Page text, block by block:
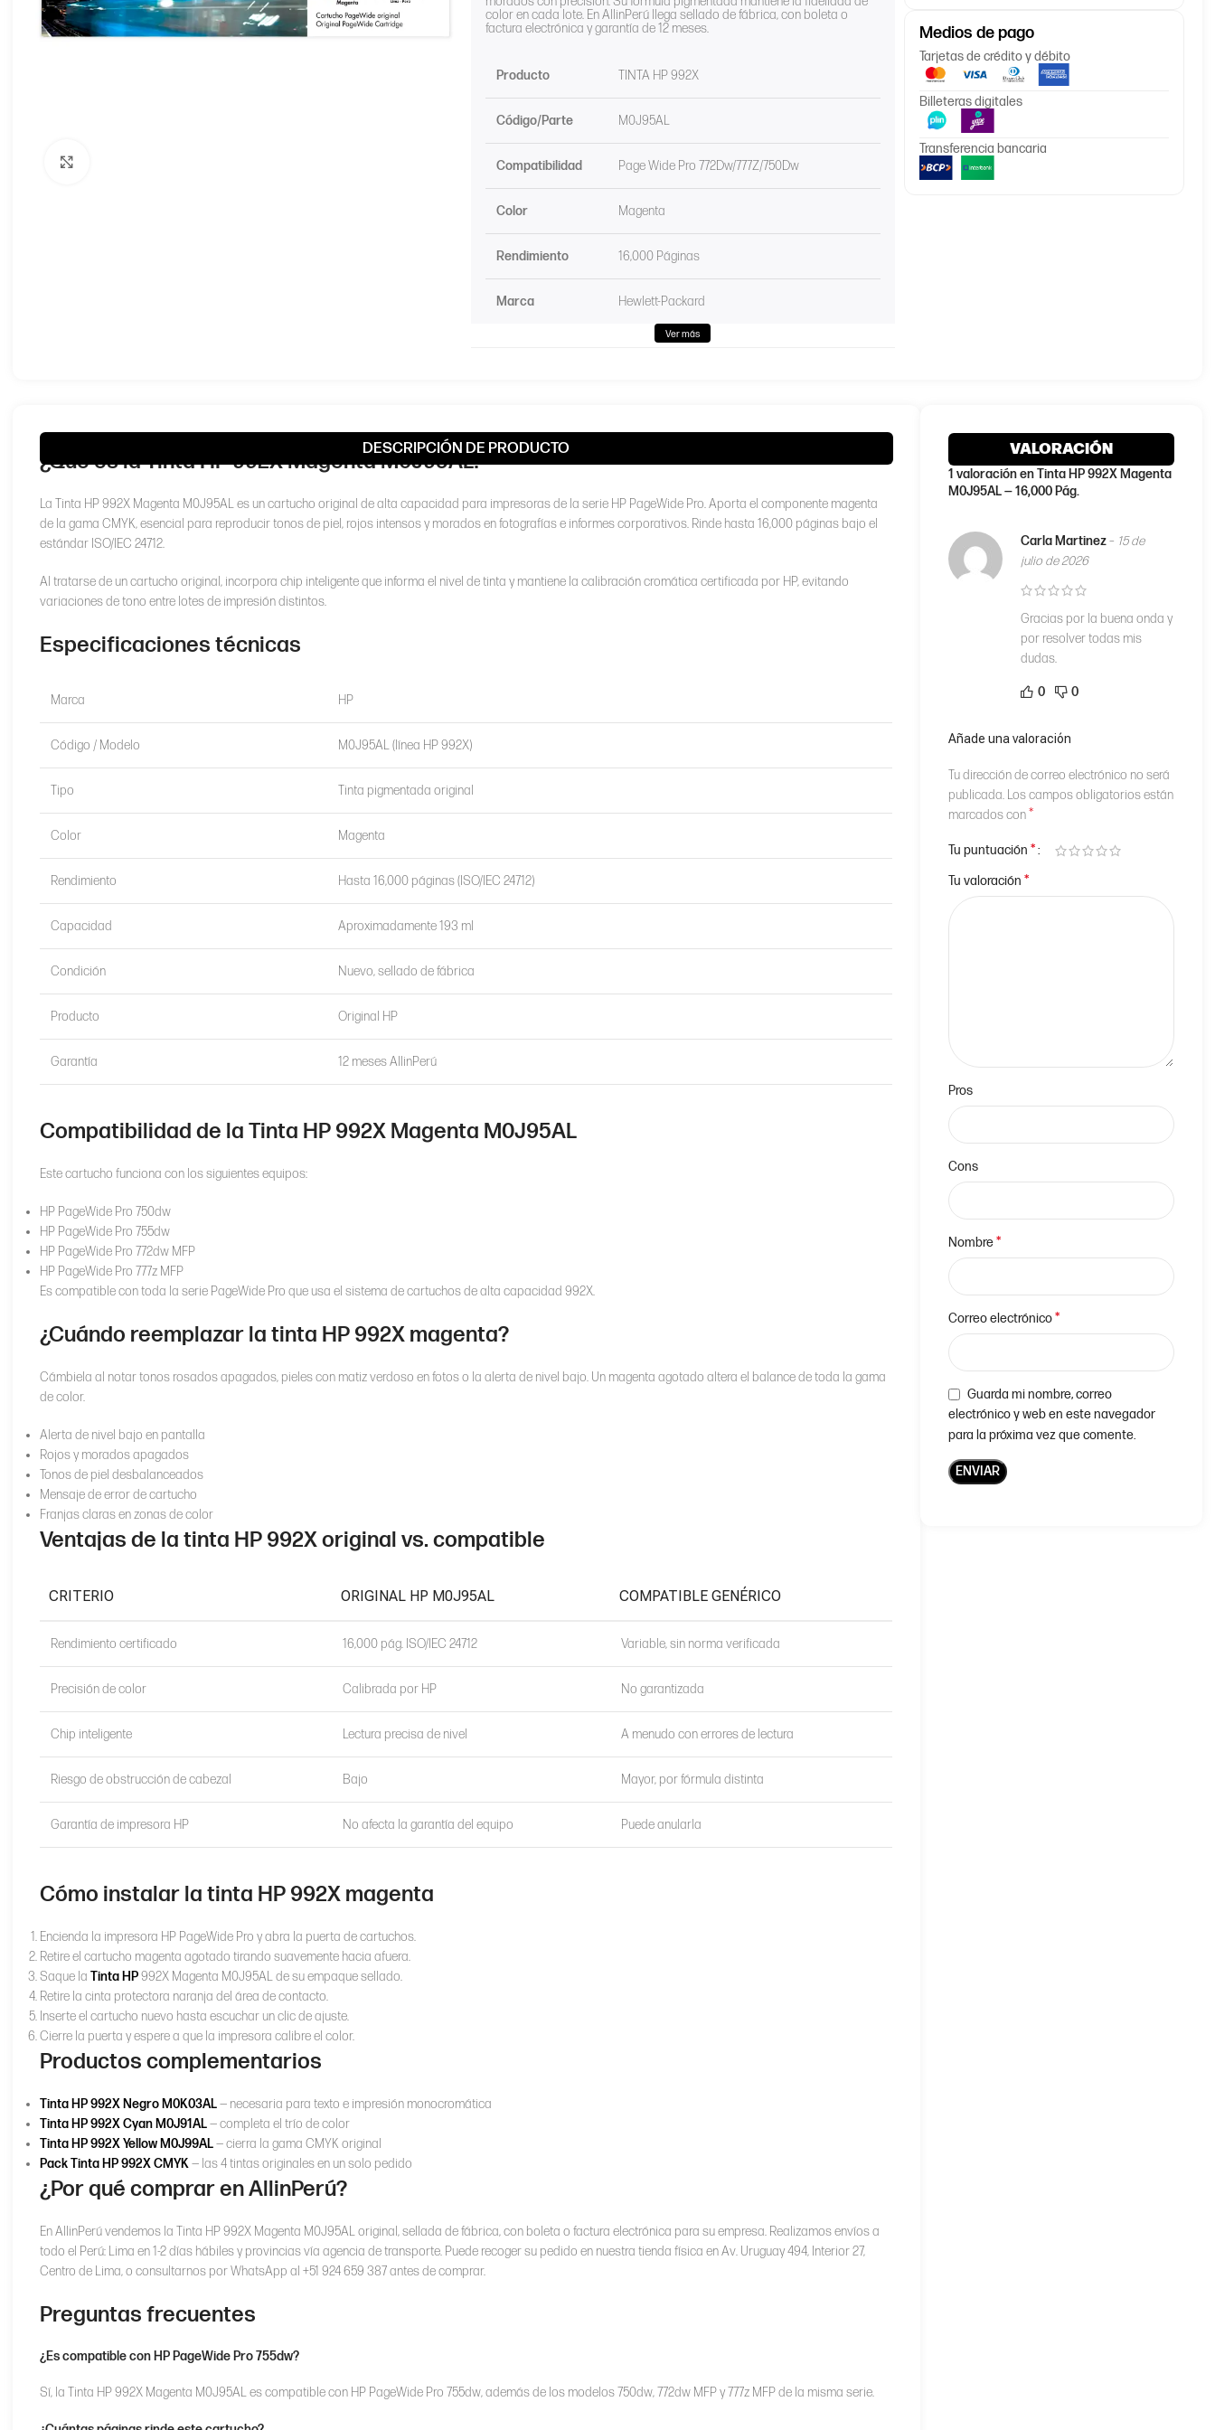
color en cada lote. En AllinPerú llega sellado de fábrica, con boleta o
factura electrónica y garantía de 12 meses.
Producto TINTA HP 992X
Código/Parte M0J95AL
Compatibilidad Page Wide Pro 772Dw/777Z/750Dw
Color Magenta
Rendimiento 16,000 Páginas
Marca Hewlett-Packard
Original
Ver más
Medios de pago
Tarjetas de crédito y débito
Billeteras digitales
Transferencia bancaria
DESCRIPCIÓN DE PRODUCTO
¿Qué es la Tinta HP 992X Magenta M0J95AL?
La Tinta HP 992X Magenta M0J95AL es un cartucho original de alta capacidad para impresoras de la serie HP PageWide Pro. Aporta el componente magenta
de la gama CMYK, esencial para reproducir tonos de piel, rojos intensos y morados en fotografías e informes corporativos. Rinde hasta 16,000 páginas bajo el
estándar ISO/IEC 24712.
Al tratarse de un cartucho original, incorpora chip inteligente que informa el nivel de tinta y mantiene la calibración cromática certificada por HP, evitando
variaciones de tono entre lotes de impresión distintos.
Especificaciones técnicas
Marca HP
Código / Modelo M0J95AL (línea HP 992X)
Tipo Tinta pigmentada original
Color Magenta
Rendimiento Hasta 16,000 páginas (ISO/IEC 24712)
Capacidad Aproximadamente 193 ml
Condición Nuevo, sellado de fábrica
Producto Original HP
Garantía 12 meses AllinPerú
Compatibilidad de la Tinta HP 992X Magenta M0J95AL
Este cartucho funciona con los siguientes equipos:
HP PageWide Pro 750dw
HP PageWide Pro 755dw
HP PageWide Pro 772dw MFP
HP PageWide Pro 777z MFP
Es compatible con toda la serie PageWide Pro que usa el sistema de cartuchos de alta capacidad 992X.
¿Cuándo reemplazar la tinta HP 992X magenta?
Cámbiela al notar tonos rosados apagados, pieles con matiz verdoso en fotos o la alerta de nivel bajo. Un magenta agotado altera el balance de toda la gama
de color.
Alerta de nivel bajo en pantalla
Rojos y morados apagados
Tonos de piel desbalanceados
Mensaje de error de cartucho
Franjas claras en zonas de color
Ventajas de la tinta HP 992X original vs. compatible
CRITERIO ORIGINAL HP M0J95AL COMPATIBLE GENÉRICO
Rendimiento certificado 16,000 pág. ISO/IEC 24712 Variable, sin norma verificada
Precisión de color Calibrada por HP No garantizada
Chip inteligente Lectura precisa de nivel A menudo con errores de lectura
Riesgo de obstrucción de cabezal Bajo Mayor, por fórmula distinta
Garantía de impresora HP No afecta la garantía del equipo Puede anularla
Cómo instalar la tinta HP 992X magenta
Encienda la impresora HP PageWide Pro y abra la puerta de cartuchos.
Retire el cartucho magenta agotado tirando suavemente hacia afuera.
Saque la Tinta HP992X Magenta M0J95AL de su empaque sellado.
Retire la cinta protectora naranja del área de contacto.
Inserte el cartucho nuevo hasta escuchar un clic de ajuste.
Cierre la puerta y espere a que la impresora calibre el color.
Productos complementarios
Tinta HP 992X Negro M0K03AL— necesaria para texto e impresión monocromática
Tinta HP 992X Cyan M0J91AL— completa el trío de color
Tinta HP 992X Yellow M0J99AL— cierra la gama CMYK original
Pack Tinta HP 992X CMYK— las 4 tintas originales en un solo pedido
¿Por qué comprar en AllinPerú?
En AllinPerú vendemos la Tinta HP 992X Magenta M0J95AL original, sellada de fábrica, con boleta o factura electrónica para su empresa. Realizamos envíos a
todo el Perú: Lima en 1-2 días hábiles y provincias vía agencia de transporte. Puede recoger su pedido en nuestra tienda física en Av. Uruguay 494, Interior 27,
Centro de Lima, o consultarnos por WhatsApp al +51 924 659 387 antes de comprar.
Preguntas frecuentes
¿Es compatible con HP PageWide Pro 755dw?
Sí, la Tinta HP 992X Magenta M0J95AL es compatible con HP PageWide Pro 755dw, además de los modelos 750dw, 772dw MFP y 777z MFP de la misma serie.
VALORACIÓN
1 valoración enTinta HP 992X Magenta
M0J95AL — 16,000 Pág.
Carla Martinez– 15 de
julio de 2026
Gracias por la buena onda y
por resolver todas mis
dudas.
0 0
Añade una valoración
Tu dirección de correo electrónico no será
publicada. Los campos obligatorios están
marcados con*
Tu puntuación *
Tu valoración *
Pros
Cons
Nombre*
Correo electrónico*
Guarda mi nombre, correo
electrónico y web en este navegador
para la próxima vez que comente.